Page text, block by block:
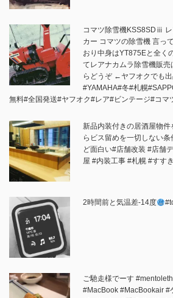
コマツ除雪機KSS8SDⅲ
カー コマツの除雪機 言っ
おり中身はYT875Eと全く
てレアナカムラ除雪機販
らどうぞ ←ヤフオクでも
#YAMAHA#冬#札幌
無料#全国発送#ヤフオク#レア#ビンテージ#コマ
新品内装付きの居酒屋物
らビス留めを一切しない
ど面白い#店舗改装 #店舗
屋 #内装工事 #札幌 #すす
2時間前と気温差-14度
ご馳走様でーす️
#MacBook #MacBookair #